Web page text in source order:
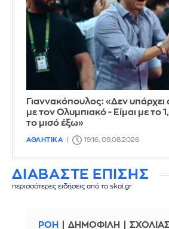
Γιαννακόπουλος: «Δεν υπάρχει
με τον Ολυμπιακό - Είμαι με το
το μισό έξω»
ΑΘΛΗΤΙΚΑ 19:16, 09.08.2026
ΔΙΑΒΑΣΤΕ ΕΠΙΣΗΣ
περισσότερες ειδήσεις από το skai.gr
ΡΟΗ ΔΗΜΟΦΙΛΗ